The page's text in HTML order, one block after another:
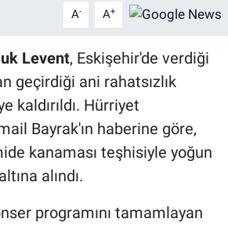
A- A+
Levent, Eskişehir'de verdiği
geçirdiği ani rahatsızlık
kaldırıldı. Hürriyet
Bayrak'ın haberine göre,
kanaması teşhisiyle yoğun
alındı.
programını tamamlayan